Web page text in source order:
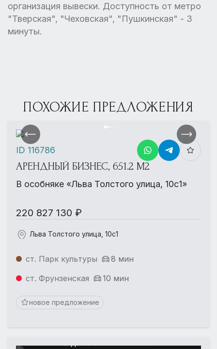
организация вывески. Доступность от метро
"Тверская", "Чеховская", "Пушкинская" - 3
минуты.
ПОХОЖИЕ ПРЕДЛОЖЕНИЯ
АРЕНДНЫЙ БИЗНЕС, 651.2 М2
В особняке «Льва Толстого улица, 10с1»
220 827 130 ₽
Льва Толстого улица, 10с1
ст. Парк культуры
8 мин
ст. Фрунзенская
10 мин
новое предложение
ID 116786